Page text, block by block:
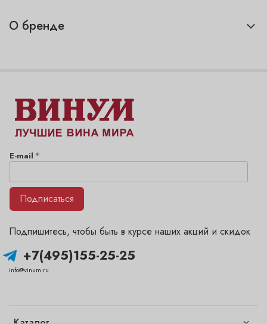
О бренде
+7(495)155-25-25
info@vinum.ru
Подпишитесь, чтобы быть в курсе наших акций и скидок
E-mail *
Подписаться